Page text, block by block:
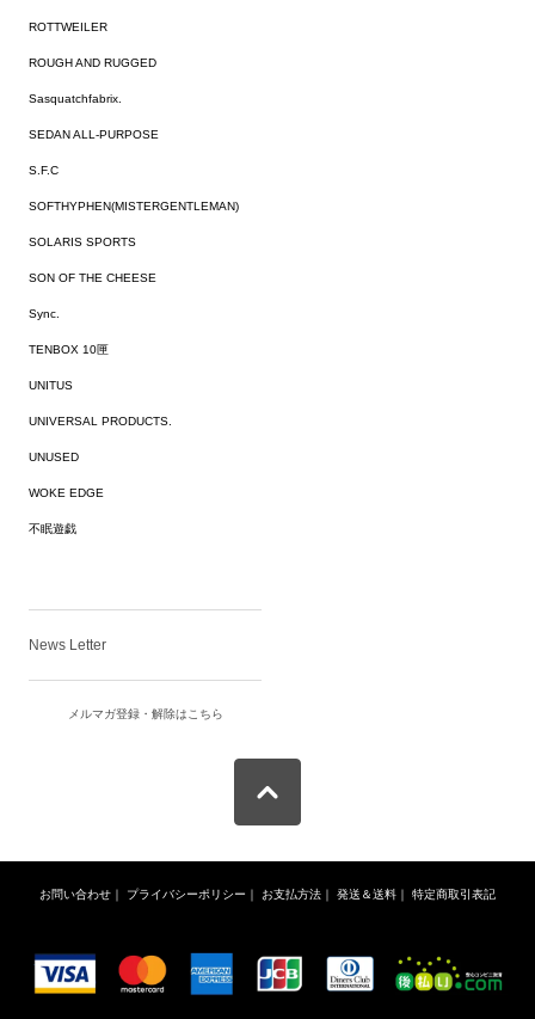
ROTTWEILER
ROUGH AND RUGGED
Sasquatchfabrix.
SEDAN ALL-PURPOSE
S.F.C
SOFTHYPHEN(MISTERGENTLEMAN)
SOLARIS SPORTS
SON OF THE CHEESE
Sync.
TENBOX 10匣
UNITUS
UNIVERSAL PRODUCTS.
UNUSED
WOKE EDGE
不眠遊戯
News Letter
メルマガ登録・解除はこちら
お問い合わせ ｜ プライバシーポリシー ｜ お支払方法 ｜ 発送＆送料 ｜ 特定商取引表記